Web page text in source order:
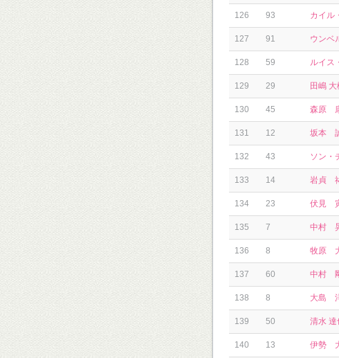
126 93 カイル
127 91 ウンベ
128 59 ルイス
129 29 田嶋 大
130 45 森原
131 12 坂本
132 43 ソン・
133 14 岩貞
134 23 伏見
135 7 中村
136 8 牧原
137 60 中村
138 8 大島
139 50 清水 達
140 13 伊勢